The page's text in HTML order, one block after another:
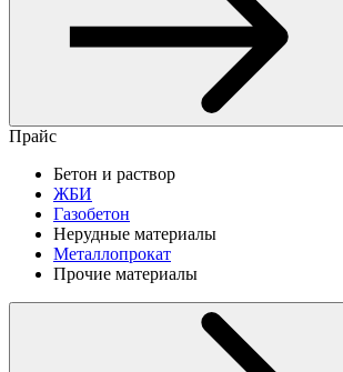
Прайс
Бетон и раствор
ЖБИ
Газобетон
Нерудные материалы
Металлопрокат
Прочие материалы